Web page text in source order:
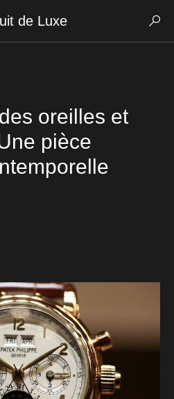
de Luxe
oreilles et
pièce